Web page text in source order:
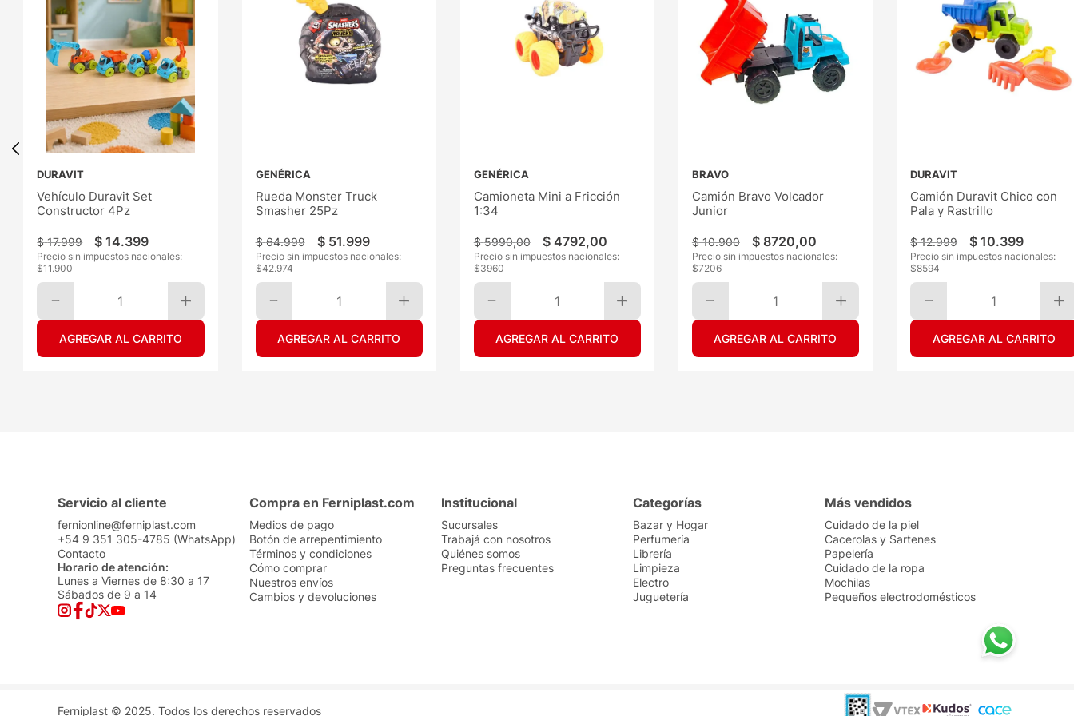
DURAVIT
Vehículo Duravit Set
Constructor 4Pz
$ 17.999 $ 14.399
Precio sin impuestos nacionales:
$11.900
1
AGREGAR AL CARRITO
GENÉRICA
Rueda Monster Truck
Smasher 25Pz
$ 64.999 $ 51.999
Precio sin impuestos nacionales:
$42.974
1
AGREGAR AL CARRITO
GENÉRICA
Camioneta Mini a Fricción
1:34
$ 5990,00 $ 4792,00
Precio sin impuestos nacionales:
$3960
1
AGREGAR AL CARRITO
BRAVO
Camión Bravo Volcador
Junior
$ 10.900 $ 8720,00
Precio sin impuestos nacionales:
$7206
1
AGREGAR AL CARRITO
DURAVIT
Camión Duravit Chico con
Pala y Rastrillo
$ 12.999 $ 10.399
Precio sin impuestos nacionales:
$8594
1
AGREGAR AL CARRITO
Servicio al cliente
fernionline@ferniplast.com
+54 9 351 305-4785 (WhatsApp)
Contacto
Horario de atención:
Lunes a Viernes de 8:30 a 17
Sábados de 9 a 14
Compra en Ferniplast.com
Medios de pago
Botón de arrepentimiento
Términos y condiciones
Cómo comprar
Nuestros envíos
Cambios y devoluciones
Institucional
Sucursales
Trabajá con nosotros
Quiénes somos
Preguntas frecuentes
Categorías
Bazar y Hogar
Perfumería
Librería
Limpieza
Electro
Juguetería
Más vendidos
Cuidado de la piel
Cacerolas y Sartenes
Papelería
Cuidado de la ropa
Mochilas
Pequeños electrodomésticos
Ferniplast © 2025. Todos los derechos reservados